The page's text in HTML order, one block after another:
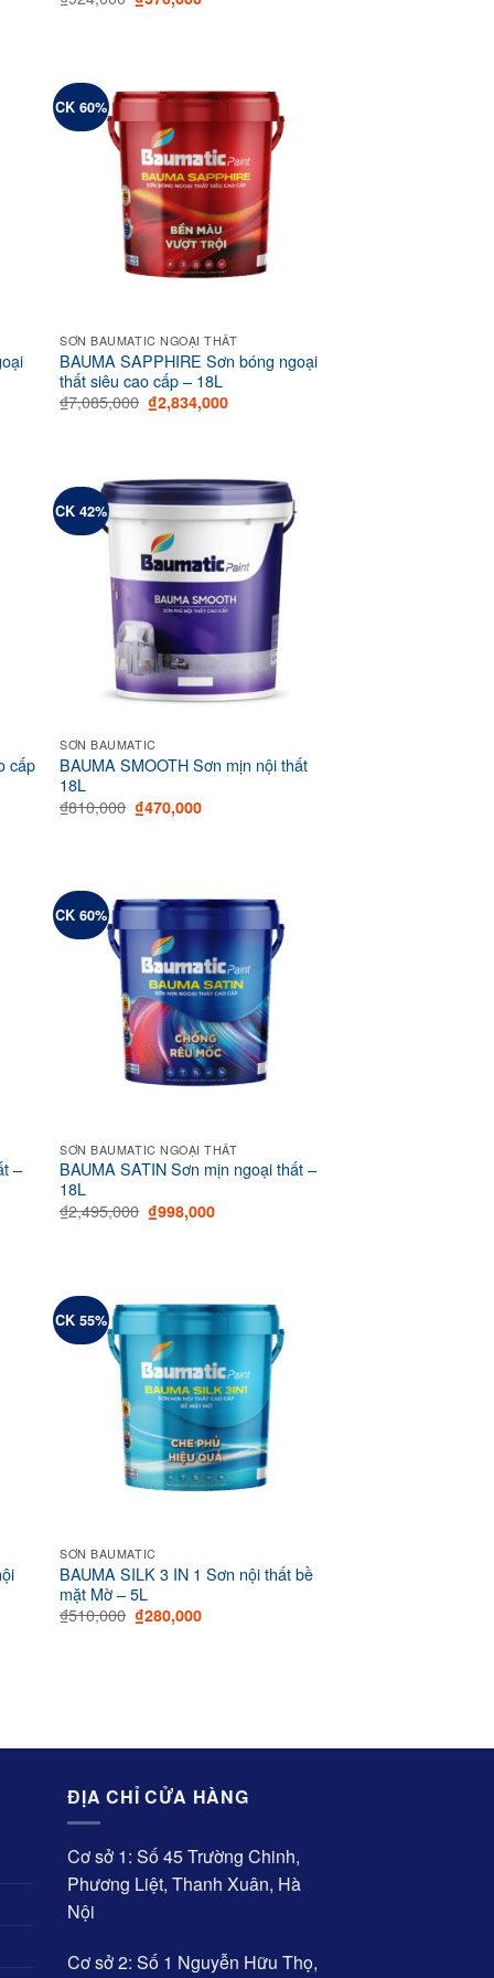
price
CK 60%
SƠN BAUMATIC NGOẠI THẤT
BAUMA SAPPHIRE Sơn bóng ngoại
thất siêu cao cấp – 18L
₫7,085,000 Original
price
₫2,834,000Current
cấp
CK 42%
SƠN BAUMATIC
BAUMA SMOOTH Sơn mịn nội thất
18L
₫810,000 Original
price
₫470,000Current
–
CK 60%
SƠN BAUMATIC NGOẠI THẤT
BAUMA SATIN Sơn mịn ngoại thất –
18L
₫2,495,000 Original
price
₫998,000Current
CK 55%
SƠN BAUMATIC
BAUMA SILK 3 IN 1 Sơn nội thất bề
mặt Mờ – 5L
₫510,000 Original
price
₫280,000Current
ĐỊA CHỈ CỬA HÀNG
Cơ sở 1: Số 45 Trường Chinh,
Phương Liệt, Thanh Xuân, Hà
Nội
Cơ sở 2: Số 1 Nguyễn Hữu Thọ,